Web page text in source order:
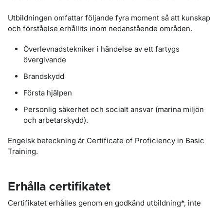
Utbildningen omfattar följande fyra moment så att kunskap
och förståelse erhållits inom nedanstående områden.
Överlevnadstekniker i händelse av ett fartygs
övergivande
Brandskydd
Första hjälpen
Personlig säkerhet och socialt ansvar (marina miljön
och arbetarskydd).
Engelsk beteckning är Certificate of Proficiency in Basic
Training.
Erhålla certifikatet
Certifikatet erhålles genom en godkänd utbildning*, inte